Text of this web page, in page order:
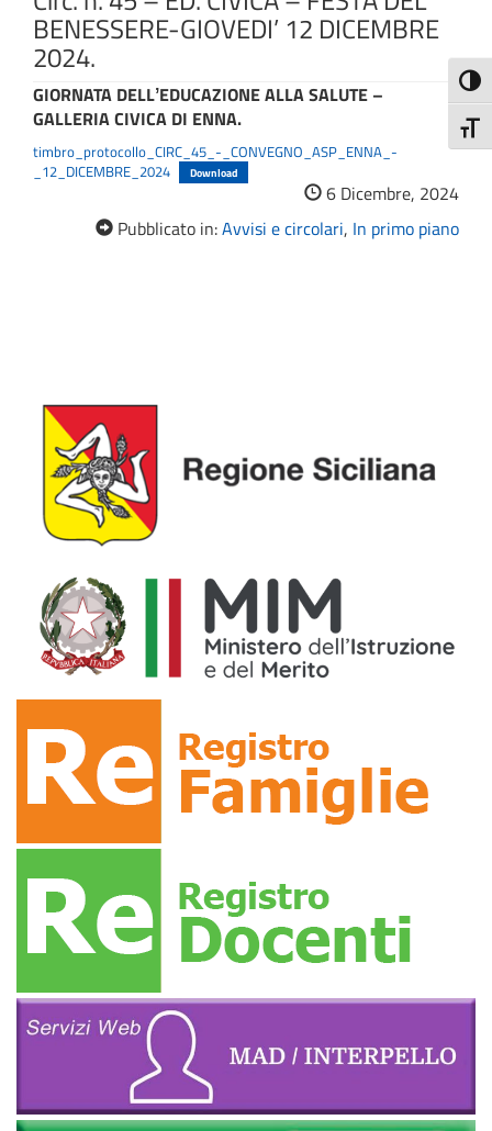
BENESSERE-GIOVEDI’ 12 DICEMBRE
2024.
GIORNATA DELLʼEDUCAZIONE ALLA SALUTE –
GALLERIA CIVICA DI ENNA.
timbro_protocollo_CIRC_45_-_CONVEGNO_ASP_ENNA_-
_12_DICEMBRE_2024
Download
6 Dicembre, 2024
Pubblicato in:Avvisi e circolari, In primo piano